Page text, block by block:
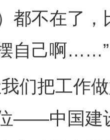
都不在了
自己啊……”
把工作做
——中国建